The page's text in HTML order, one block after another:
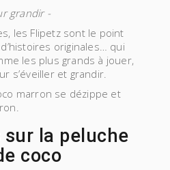
grandir -
les Flipetz sont le point
originales… qui
les plus grands à jouer,
s’éveiller et grandir.
marron se dézippe et
la peluche
coco